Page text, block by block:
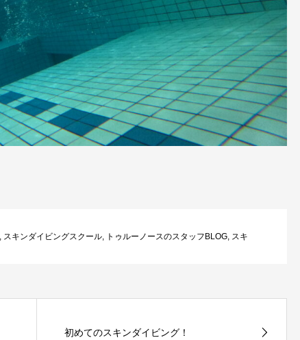
スキンダイビングスクール トゥルーノースのスタッフBLOG スキ
初めてのスキンダイビング！